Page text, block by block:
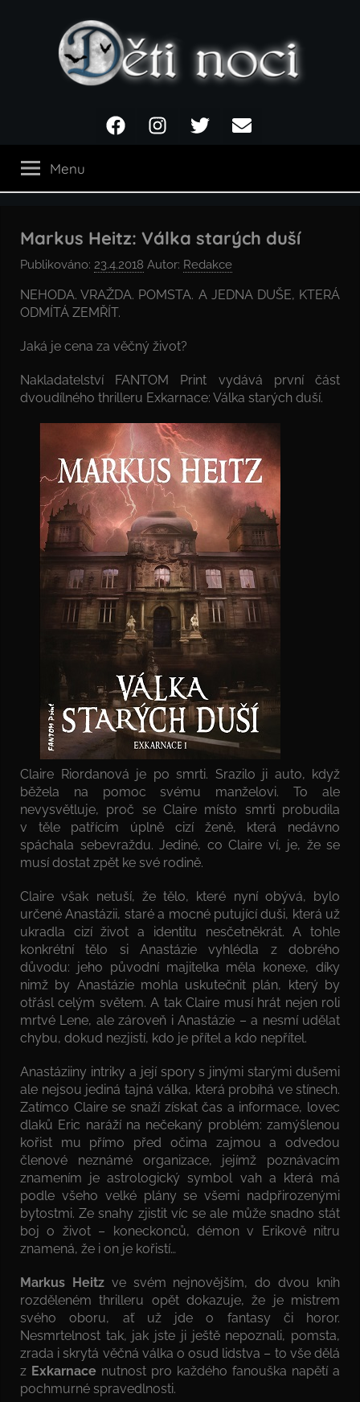
noci
FacebookInstagramTwitter Email
Menu
Markus Heitz: Válka starých duší
Publikováno: 23.4.2018 Autor: Redakce
NEHODA. VRAŽDA. POMSTA. A JEDNA DUŠE, KTERÁ
ODMÍTÁ ZEMŘÍT.
Jaká je cena za věčný život?
Nakladatelství FANTOM Print vydává první část
dvoudílného thrilleru Exkarnace: Válka starých duší.
Claire Riordanová je po smrti. Srazilo ji auto, když
běžela na pomoc svému manželovi. To ale
nevysvětluje, proč se Claire místo smrti probudila
v těle patřícím úplně cizí ženě, která nedávno
spáchala sebevraždu. Jediné, co Claire ví, je, že se
musí dostat zpět ke své rodině.
Claire však netuší, že tělo, které nyní obývá, bylo
určené Anastázii, staré a mocné putující duši, která už
ukradla cizí život a identitu nesčetněkrát. A tohle
konkrétní tělo si Anastázie vyhlédla z dobrého
důvodu: jeho původní majitelka měla konexe, díky
nimž by Anastázie mohla uskutečnit plán, který by
otřásl celým světem. A tak Claire musí hrát nejen roli
mrtvé Lene, ale zároveň i Anastázie – a nesmí udělat
chybu, dokud nezjistí, kdo je přítel a kdo nepřítel.
Anastáziiny intriky a její spory s jinými starými dušemi
ale nejsou jediná tajná válka, která probíhá ve stínech.
Zatímco Claire se snaží získat čas a informace, lovec
dlaků Eric naráží na nečekaný problém: zamýšlenou
kořist mu přímo před očima zajmou a odvedou
členové neznámé organizace, jejímž poznávacím
znamením je astrologický symbol vah a která má
podle všeho velké plány se všemi nadpřirozenými
bytostmi. Ze snahy zjistit víc se ale může snadno stát
boj o život – koneckonců, démon v Erikově nitru
znamená, že i on je kořistí…
Markus Heitzve svém nejnovějším, do dvou knih
rozděleném thrilleru opět dokazuje, že je mistrem
svého oboru, ať už jde o fantasy či horor.
Nesmrtelnost tak, jak jste ji ještě nepoznali, pomsta,
zrada i skrytá věčná válka o osud lidstva – to vše dělá
z Exkarnace nutnost pro každého fanouška napětí a
pochmurné spravedlnosti.